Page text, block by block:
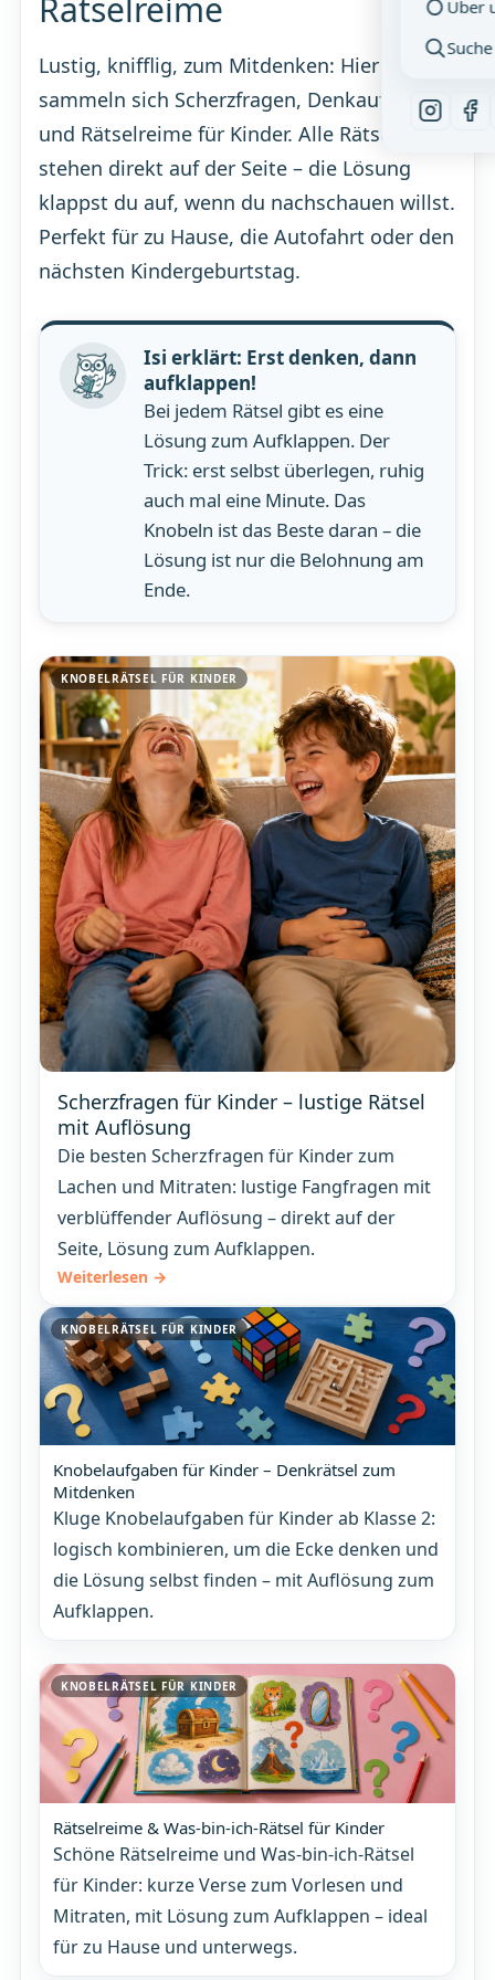
Über
Suche
Rätselreime
Lustig, knifflig, zum Mitdenken: Hier
sammeln sich Scherzfragen, Denkaufgaben
und Rätselreime für Kinder. Alle Rätsel
stehen direkt auf der Seite – die Lösung
klappst du auf, wenn du nachschauen willst.
Perfekt für zu Hause, die Autofahrt oder den
nächsten Kindergeburtstag.
Isi erklärt: Erst denken, dann
aufklappen!
Bei jedem Rätsel gibt es eine
Lösung zum Aufklappen. Der
Trick: erst selbst überlegen, ruhig
auch mal eine Minute. Das
Knobeln ist das Beste daran – die
Lösung ist nur die Belohnung am
Ende.
KNOBELRÄTSEL FÜR KINDER
Scherzfragen für Kinder – lustige Rätsel
mit Auflösung
Die besten Scherzfragen für Kinder zum
Lachen und Mitraten: lustige Fangfragen mit
verblüffender Auflösung – direkt auf der
Seite, Lösung zum Aufklappen.
Weiterlesen →
KNOBELRÄTSEL FÜR KINDER
Knobelaufgaben für Kinder – Denkrätsel zum
Mitdenken
Kluge Knobelaufgaben für Kinder ab Klasse 2:
logisch kombinieren, um die Ecke denken und
die Lösung selbst finden – mit Auflösung zum
Aufklappen.
KNOBELRÄTSEL FÜR KINDER
Rätselreime & Was-bin-ich-Rätsel für Kinder
Schöne Rätselreime und Was-bin-ich-Rätsel
für Kinder: kurze Verse zum Vorlesen und
Mitraten, mit Lösung zum Aufklappen – ideal
für zu Hause und unterwegs.